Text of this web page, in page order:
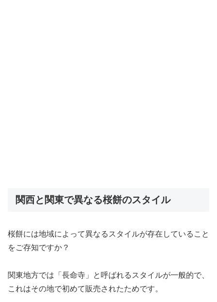
関西と関東で異なる桜餅のスタイル
桜餅には地域によって異なるスタイルが存在していること
をご存知ですか？
関東地方では「長命寺」と呼ばれるスタイルが一般的で、
これはその地で初めて販売されたためです。